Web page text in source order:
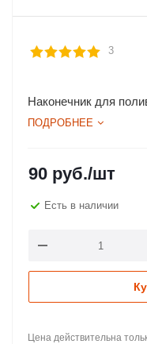
3
Наконечник для
ПОДРОБНЕЕ
90 руб./шт
Есть в наличии
Цена действительна